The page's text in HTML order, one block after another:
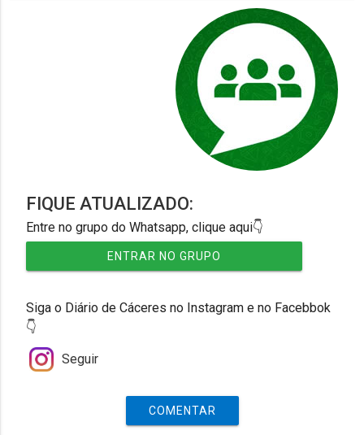
FIQUE ATUALIZADO:
Entre no grupo do Whatsapp, clique aqui👇
ENTRAR NO GRUPO
Siga o Diário de Cáceres no Instagram e no Facebbok
👇
Seguir
COMENTAR